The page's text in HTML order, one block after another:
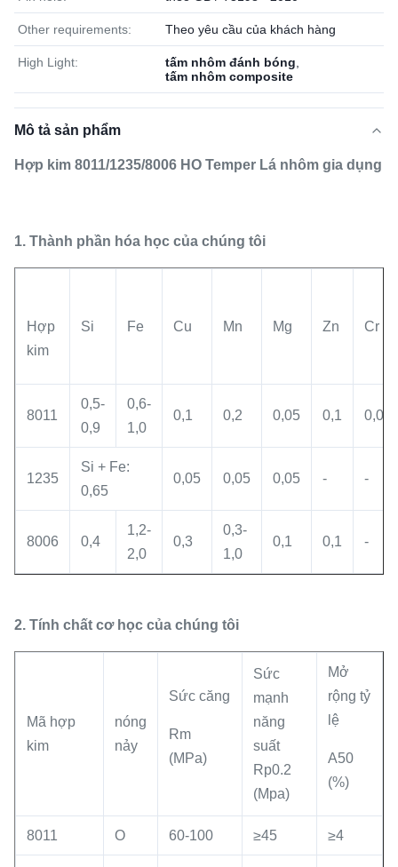
Other requirements: Theo yêu cầu của khách hàng
High Light: tấm nhôm đánh bóng
tấm nhôm composite
Mô tả sản phẩm
Hợp kim 8011/1235/8006 HO Temper Lá nhôm gia dụng
1. Thành phần hóa học của chúng tôi
Hợp
kim
Si Fe Cu Mn Mg Zn Cr
8011
0,5-
0,9
0,6-
1,0
0,1 0,2 0,05 0,1 0,05
1235
Si + Fe:
0,65
0,05 0,05 0,05 - -
8006 0,4
1,2-
2,0
0,3
0,3-
1,0
0,1 0,1 -
2. Tính chất cơ học của chúng tôi
Mã hợp
kim
nóng
nảy
Sức căng
Rm
(MPa)
Sức
mạnh
năng
suất
Rp0.2
(Mpa)
Mở
rộng tỷ
lệ
A50
(%)
8011 O 60-100 ≥45 ≥4